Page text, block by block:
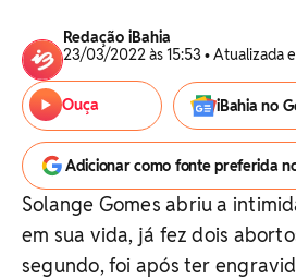
Redação iBahia
23/03/2022 às 15:53 • Atualizada
Ouça iBahia no
Adicionar como fonte preferida
Solange Gomes abriu a
em sua vida, já fez dois
segundo, foi após ter